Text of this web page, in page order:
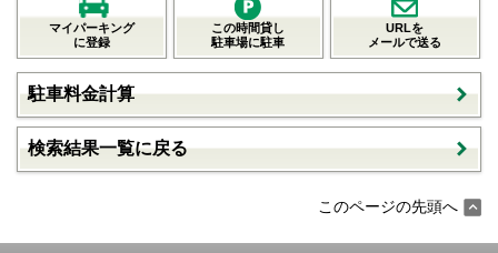
マイパーキング
に登録
この時間貸し
駐車場に駐車
URLを
メールで送る
駐車料金計算
検索結果一覧に戻る
このページの先頭へ